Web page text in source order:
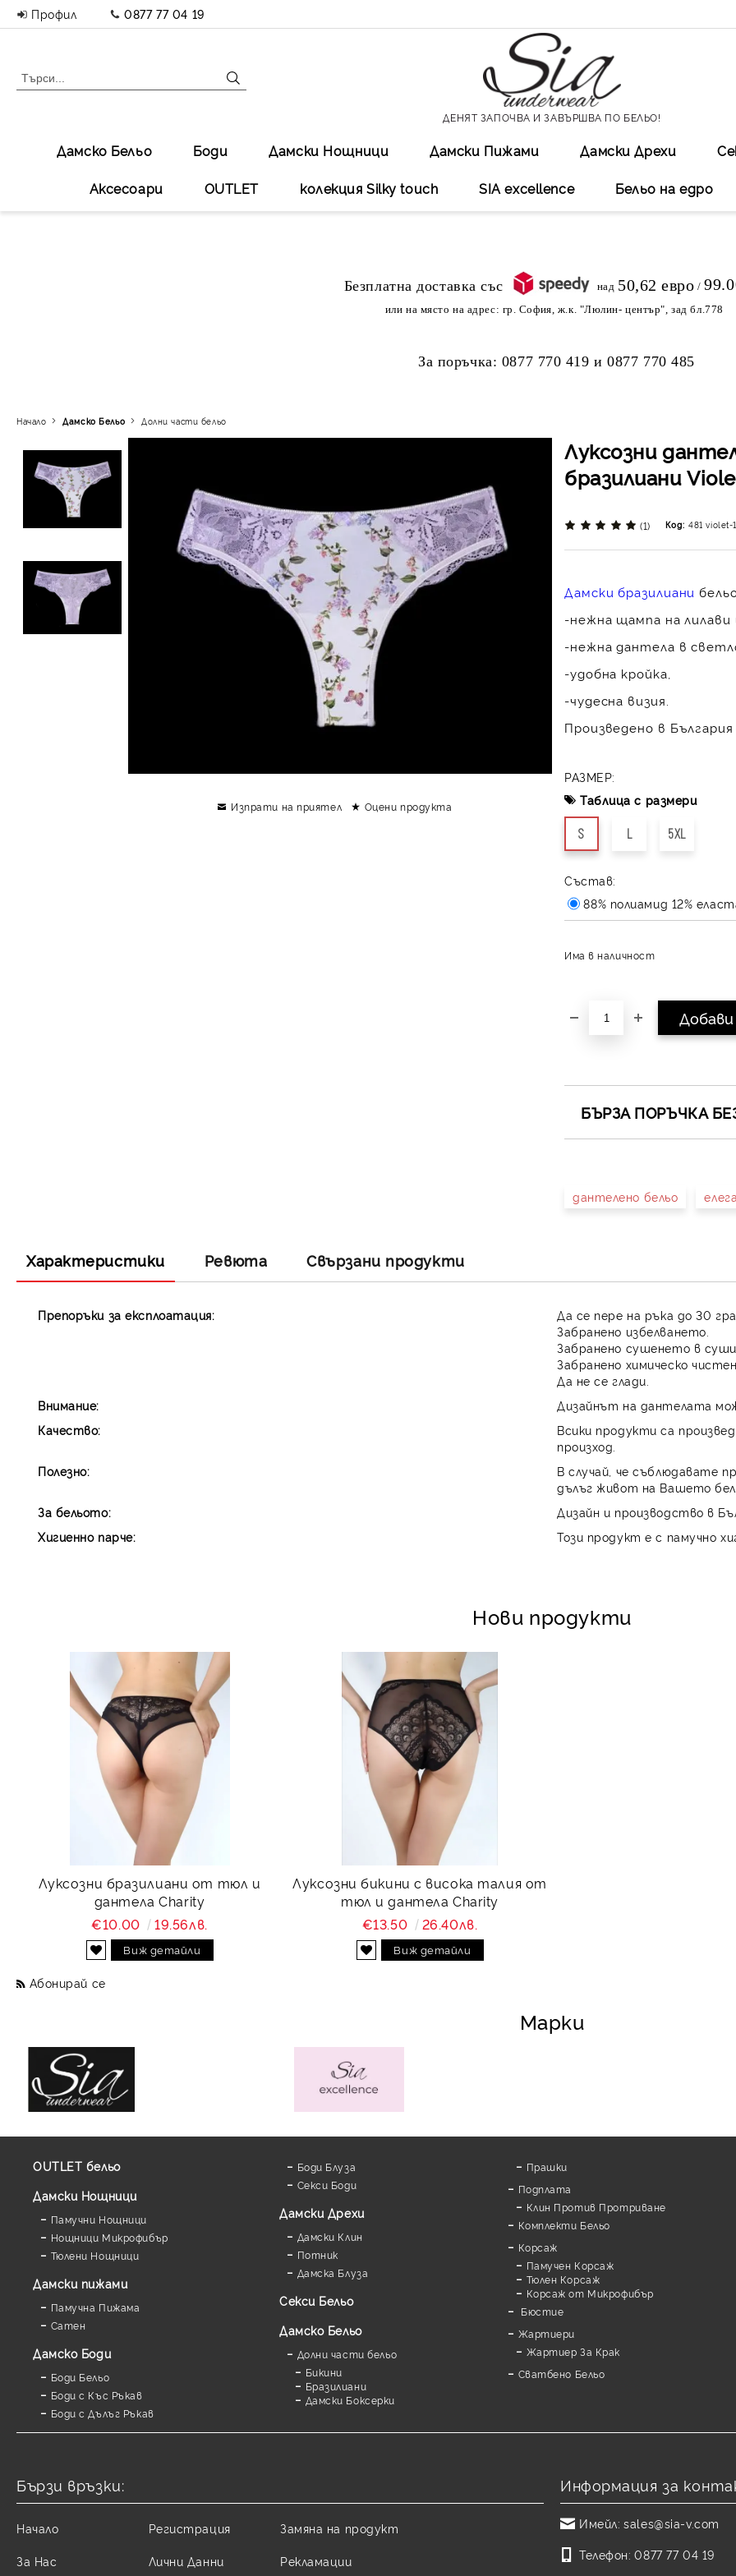
Профил 0877 77 04 19
ДЕНЯТ ЗАПОЧВА И ЗАВЪРШВА ПО БЕЛЬО!
Дамско Бельо Боди Дамски Нощници Дамски Пижами Дамски Дрехи
Аксесоари OUTLET колекция Silky touch SIA excellеnce Бельо на едро
над 50,62 евро /
или на място на адрес: гр. София, ж.к. "Люлин- център", зад бл.778
За поръчка: 0877 770 419 и0877 770 485
Начало Дамско Бельо Долни части бельо
Луксозни
бразилиани
(1) Код: 481 violet-1
Дамски бразилиани
-нежна щампа на лилави
-нежна дантела в
-удобна кройка,
-чудесна визия.
Произведено в
РАЗМЕР:
Таблица с размери
S L 5XL
Състав:
88% полиамид 12%
Има в наличност
БЪРЗА ПОРЪЧКА
дантелено бельо
Изпрати на приятел Оцени продукта
Характеристики Ревюта Свързани продукти
Препоръки за експлоатация:
Да се пере на ръка до 30
Забранено избелването.
Забранено сушенето в
Забранено химическо
Да не се глади.
Внимание:
Дизайнът на дантелата
Качество:
Всики продукти са
произход.
Полезно:
В случай, че съблюдавате
дълъг живот на Вашето
За бельото:
Дизайн и производство в
Хигиенно парче:
Този продукт е с памучно
Нови продукти
Луксозни бразилиани от тюл и
дантела Charity
€10.00
19.56лв.
Виж детайли
Луксозни бикини с висока талия от
тюл и дантела Charity
€13.50
26.40лв.
Виж детайли
Абонирай се
Марки
OUTLET бельо
Дамски Нощници
Памучни Нощници
Нощници Микрофибър
Тюлени Нощници
Дамски пижами
Памучна Пижама
Сатен
Дамскo Боди
Боди Бельо
Боди с Къс Ръкав
Боди с Дълъг Ръкав
Боди Блуза
Секси Боди
Дамски Дрехи
Дамски Клин
Потник
Дамска Блуза
Секси Бельо
Дамско Бельо
Долни части бельо
Бикини
Бразилиани
Дамски Боксерки
Прашки
Подплата
Клин Против Протриване
Комплекти Бельо
Корсаж
Памучен Корсаж
Тюлен Корсаж
Корсаж от Микрофибър
Бюстие
Жартиери
Жартиер За Крак
Сватбено Бельо
Бързи връзки:
Начало
За Нас
Регистрация
Лични Данни
Замяна на продукт
Рекламации
Информация за
Имейл: sales@sia-v.com
Телефон: 0877 77 04 19